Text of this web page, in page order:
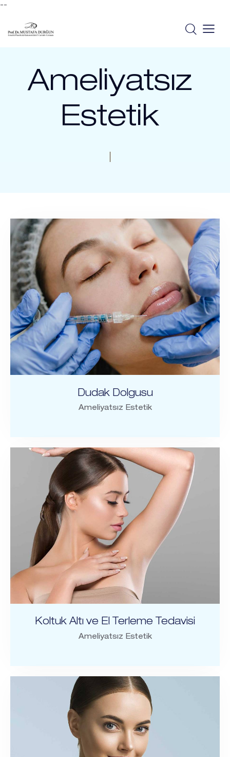
--
Ameliyatsız
Estetik
Dudak Dolgusu
Ameliyatsız Estetik
Koltuk Altı ve El Terleme Tedavisi
Ameliyatsız Estetik